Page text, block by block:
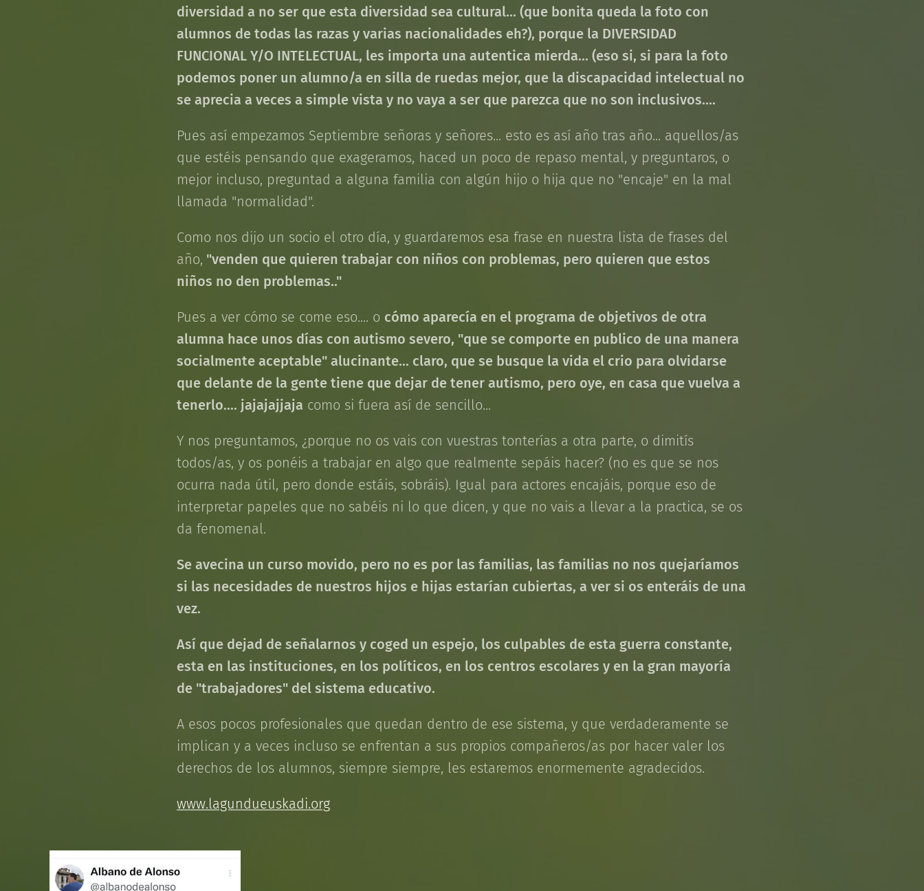
diversidad a no ser que esta diversidad sea cultural... (que bonita queda la foto con
alumnos de todas las razas y varias nacionalidades eh?), porque la DIVERSIDAD
FUNCIONAL Y/O INTELECTUAL, les importa una autentica mierda... (eso si, si para la foto
podemos poner un alumno/a en silla de ruedas mejor, que la discapacidad intelectual no
se aprecia a veces a simple vista y no vaya a ser que parezca que no son inclusivos....
Pues así empezamos Septiembre señoras y señores... esto es así año tras año... aquellos/as
que estéis pensando que exageramos, haced un poco de repaso mental, y preguntaros, o
mejor incluso, preguntad a alguna familia con algún hijo o hija que no "encaje" en la mal
llamada "normalidad".
Como nos dijo un socio el otro día, y guardaremos esa frase en nuestra lista de frases del
año, "venden que quieren trabajar con niños con problemas, pero quieren que estos
niños no den problemas.."
Pues a ver cómo se come eso.... o cómo aparecía en el programa de objetivos de otra
alumna hace unos días con autismo severo, "que se comporte en publico de una manera
socialmente aceptable" alucinante... claro, que se busque la vida el crio para olvidarse
que delante de la gente tiene que dejar de tener autismo, pero oye, en casa que vuelva a
tenerlo.... jajajajjaja como si fuera así de sencillo...
Y nos preguntamos, ¿porque no os vais con vuestras tonterías a otra parte, o dimitís
todos/as, y os ponéis a trabajar en algo que realmente sepáis hacer? (no es que se nos
ocurra nada útil, pero donde estáis, sobráis). Igual para actores encajáis, porque eso de
interpretar papeles que no sabéis ni lo que dicen, y que no vais a llevar a la practica, se os
da fenomenal.
Se avecina un curso movido, pero no es por las familias, las familias no nos quejaríamos
si las necesidades de nuestros hijos e hijas estarían cubiertas, a ver si os enteráis de una
vez.
Así que dejad de señalarnos y coged un espejo, los culpables de esta guerra constante,
esta en las instituciones, en los políticos, en los centros escolares y en la gran mayoría
de "trabajadores" del sistema educativo.
A esos pocos profesionales que quedan dentro de ese sistema, y que verdaderamente se
implican y a veces incluso se enfrentan a sus propios compañeros/as por hacer valer los
derechos de los alumnos, siempre siempre, les estaremos enormemente agradecidos.
www.lagundueuskadi.org